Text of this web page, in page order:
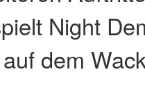
Night
dem